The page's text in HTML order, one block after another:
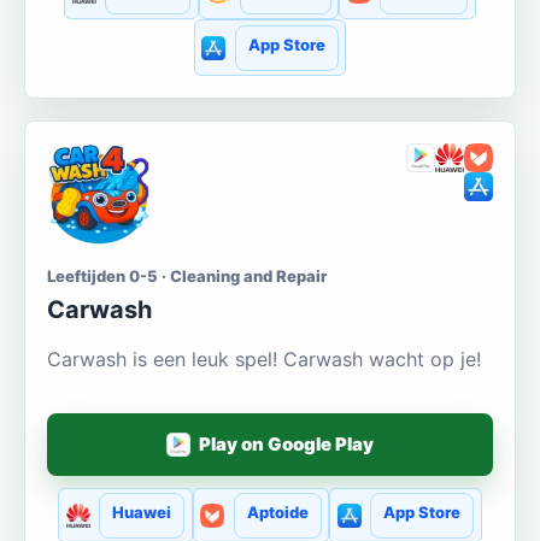
App Store
Leeftijden 0-5 · Cleaning and Repair
Carwash
Carwash is een leuk spel! Carwash wacht op je!
Play on Google Play
Huawei Aptoide App Store